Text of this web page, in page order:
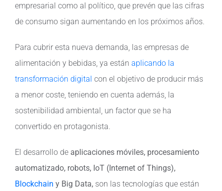
empresarial como al político, que prevén que las cifras
de consumo sigan aumentando en los próximos años.
Para cubrir esta nueva demanda, las empresas de
alimentación y bebidas, ya están aplicando la
transformación digital con el objetivo de producir más
a menor coste, teniendo en cuenta además, la
sostenibilidad ambiental, un factor que se ha
convertido en protagonista.
El desarrollo de aplicaciones móviles, procesamiento
automatizado, robots, IoT (Internet of Things),
Blockchain y Big Data, son las tecnologías que están